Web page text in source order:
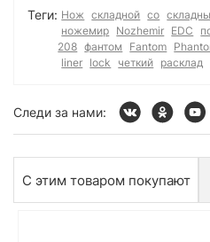
Теги: Нож складной со
ножемир Nozhemir EDC
208 фантом Fantom
liner lock четкий расклад
Следи за нами:
С этим товаром покупают